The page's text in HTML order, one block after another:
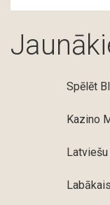
Spēlēt
Kazino